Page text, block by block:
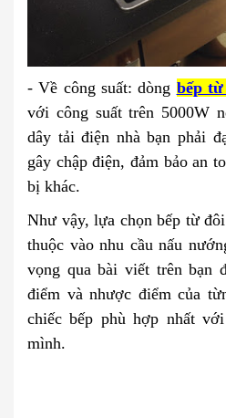
- Về công suất: dòng bếp
với công suất trên 5000W
dây tải điện nhà bạn phải
gây chập điện, đảm bảo an
bị khác.
Như vậy, lựa chọn bếp từ
thuộc vào nhu cầu nấu
vọng qua bài viết trên bạn
điểm và nhược điểm của
chiếc bếp phù hợp nhất
mình.